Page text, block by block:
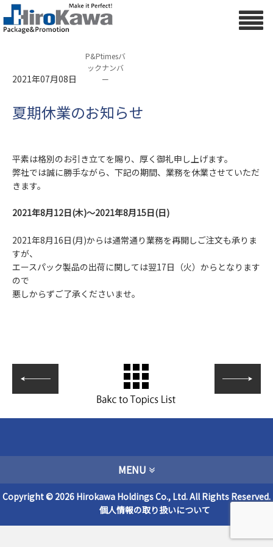
2021年07月08日
P&Ptimesバ
ックナンバ
ー
夏期休業のお知らせ
平素は格別のお引き立てを賜り、厚く御礼申し上げます。
弊社では誠に勝手ながら、下記の期間、業務を休業させていただ
きます。
2021年8月12日(木)～2021年8月15日(日)
2021年8月16日(月)からは通常通り業務を再開しご注文も承りま
すが、
エースパック製品の出荷に関しては翌17日（火）からとなります
ので
悪しからずご了承くださいませ。
MENU
Copyright © 2026 Hirokawa Holdings Co., Ltd. All Rights Reserved.
個人情報の取り扱いについて